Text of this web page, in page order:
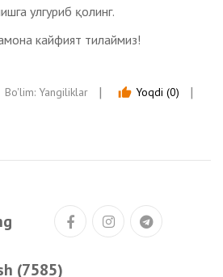
улгуриб қолинг.
кайфият тилаймиз!
Bo'lim: Yangiliklar thumb_up Yoqdi (0)
(7585)